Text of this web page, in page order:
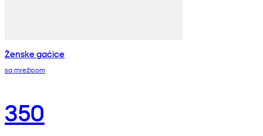
Ženske gaćice
sa mrežicom
350